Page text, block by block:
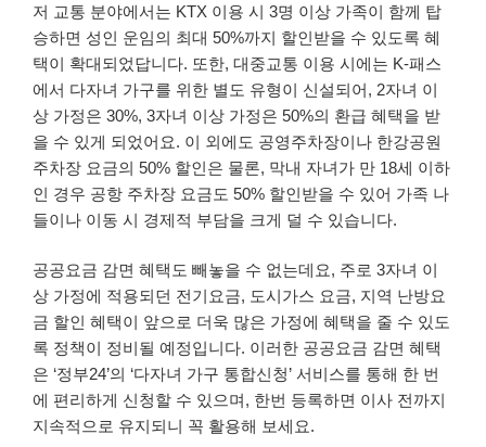
저 교통 분야에서는 KTX 이용 시 3명 이상 가족이 함께 탑
승하면 성인 운임의 최대 50%까지 할인받을 수 있도록 혜
택이 확대되었답니다. 또한, 대중교통 이용 시에는 K-패스
에서 다자녀 가구를 위한 별도 유형이 신설되어, 2자녀 이
상 가정은 30%, 3자녀 이상 가정은 50%의 환급 혜택을 받
을 수 있게 되었어요. 이 외에도 공영주차장이나 한강공원
주차장 요금의 50% 할인은 물론, 막내 자녀가 만 18세 이하
인 경우 공항 주차장 요금도 50% 할인받을 수 있어 가족 나
들이나 이동 시 경제적 부담을 크게 덜 수 있습니다.
공공요금 감면 혜택도 빼놓을 수 없는데요, 주로 3자녀 이
상 가정에 적용되던 전기요금, 도시가스 요금, 지역 난방요
금 할인 혜택이 앞으로 더욱 많은 가정에 혜택을 줄 수 있도
록 정책이 정비될 예정입니다. 이러한 공공요금 감면 혜택
은 ‘정부24’의 ‘다자녀 가구 통합신청’ 서비스를 통해 한 번
에 편리하게 신청할 수 있으며, 한번 등록하면 이사 전까지
지속적으로 유지되니 꼭 활용해 보세요.